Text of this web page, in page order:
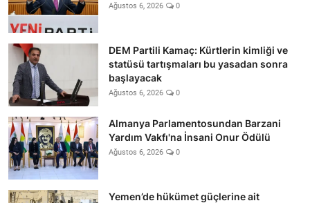
Ağustos 6, 2026 0
DEM Partili Kamaç: Kürtlerin kimliği ve
statüsü tartışmaları bu yasadan sonra
başlayacak
Ağustos 6, 2026 0
Almanya Parlamentosundan Barzani
Yardım Vakfı'na İnsani Onur Ödülü
Ağustos 6, 2026 0
Yemen’de hükümet güçlerine ait